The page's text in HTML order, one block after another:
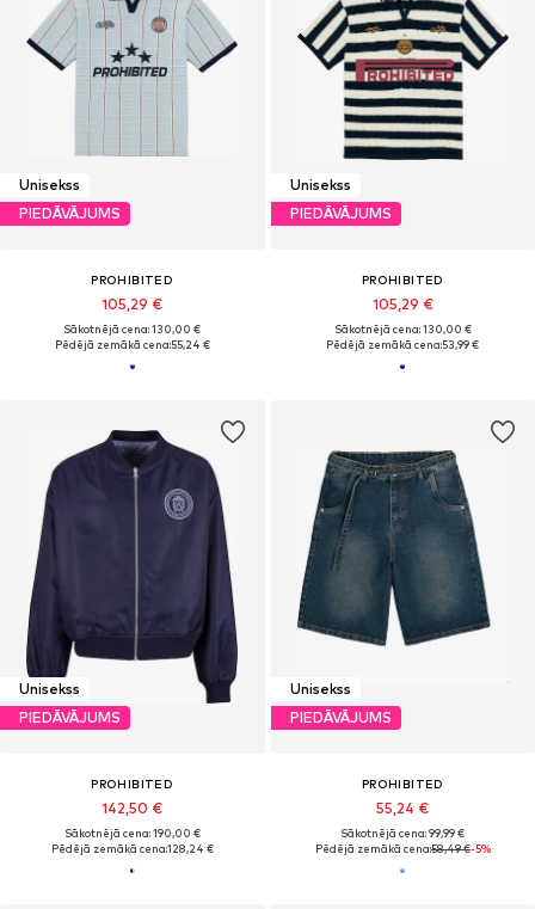
Unisekss
PIEDĀVĀJUMS
PROHIBITED
105,29 €
Sākotnējā cena: 130,00 €
Pēdējā zemākā cena:55,24 €
Unisekss
PIEDĀVĀJUMS
PROHIBITED
105,29 €
Sākotnējā cena: 130,00 €
Pēdējā zemākā cena:53,99 €
Unisekss
PIEDĀVĀJUMS
PROHIBITED
142,50 €
Sākotnējā cena: 190,00 €
Pēdējā zemākā cena:128,24 €
Unisekss
PIEDĀVĀJUMS
PROHIBITED
55,24 €
Sākotnējā cena: 99,99 €
Pēdējā zemākā cena:58,49 €-5%